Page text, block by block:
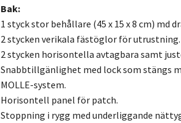
Bak:
1 styck stor behållare (45 x 15 x 8 cm) md
2 stycken verikala fästöglor för utrustning.
2 stycken horisontella avtagbara samt
Snabbtillgänlighet med lock som stängs
MOLLE-system.
Horisontell panel för patch.
Stoppning i rygg med underliggande